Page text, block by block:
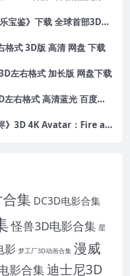
3D电影《3D肉蒲团之极乐宝鉴》下载 全球首部3D限制级电影 网盘下载
格式 3D版 高清 网盘 下载
左右格式 加长版 网盘下载
3D电影《变形金刚3》3D左右格式 高清蓝光 百度网盘+迅雷 下载 出屏国配字幕.国英双语
3D电影《阿凡达：火与烬》3D 4K Avatar：Fire and Ash 3D 左右格式 高清4K 电影 下载
集 DC3D电影合集
怪兽3D电影合集 星
影 梦工厂3D动画合集 漫威
影合集迪士尼3D